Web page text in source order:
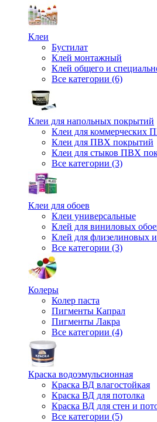
Клеи
Бустилат
Клей монтажный
Клей общего и
Все категории (6)
Клеи для напольных покрытий
Клеи для коммерческих
Клеи для ПВХ покрытий
Клеи для стыков ПВХ
Все категории (3)
Клеи для обоев
Клеи универсальные
Клей для виниловых
Клей для флизелиновых и
Все категории (3)
Колеры
Колер паста
Пигменты Капрал
Пигменты Лакра
Все категории (4)
Краска водоэмульсионная
Краска ВД влагостойкая
Краска ВД для потолка
Краска ВД для стен и
Все категории (5)